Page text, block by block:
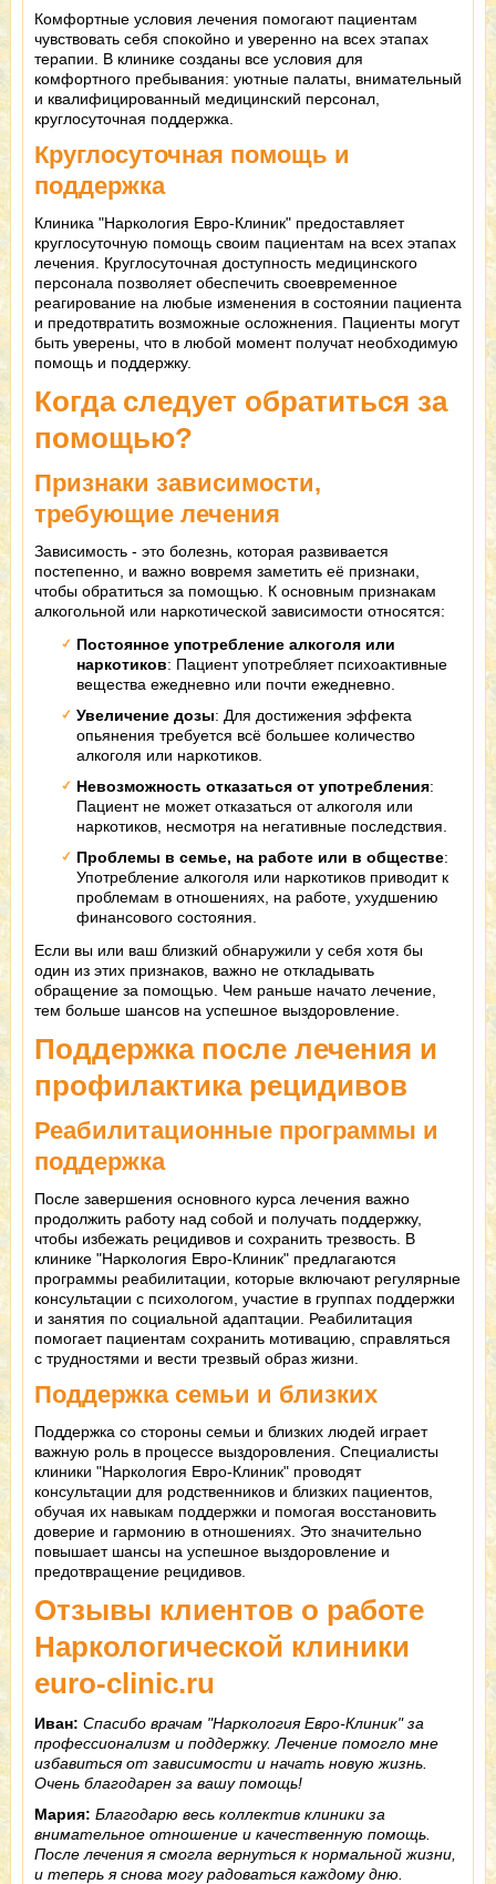
Комфортные условия лечения помогают пациентам
чувствовать себя спокойно и уверенно на всех этапах
терапии. В клинике созданы все условия для
комфортного пребывания: уютные палаты, внимательный
и квалифицированный медицинский персонал,
круглосуточная поддержка.
Круглосуточная помощь и
поддержка
Клиника "Наркология Евро-Клиник" предоставляет
круглосуточную помощь своим пациентам на всех этапах
лечения. Круглосуточная доступность медицинского
персонала позволяет обеспечить своевременное
реагирование на любые изменения в состоянии пациента
и предотвратить возможные осложнения. Пациенты могут
быть уверены, что в любой момент получат необходимую
помощь и поддержку.
Когда следует обратиться за
помощью?
Признаки зависимости,
требующие лечения
Зависимость - это болезнь, которая развивается
постепенно, и важно вовремя заметить её признаки,
чтобы обратиться за помощью. К основным признакам
алкогольной или наркотической зависимости относятся:
Постоянное употребление алкоголя или
наркотиков: Пациент употребляет психоактивные
вещества ежедневно или почти ежедневно.
Увеличение дозы: Для достижения эффекта
опьянения требуется всё большее количество
алкоголя или наркотиков.
Невозможность отказаться от употребления:
Пациент не может отказаться от алкоголя или
наркотиков, несмотря на негативные последствия.
Проблемы в семье, на работе или в обществе:
Употребление алкоголя или наркотиков приводит к
проблемам в отношениях, на работе, ухудшению
финансового состояния.
Если вы или ваш близкий обнаружили у себя хотя бы
один из этих признаков, важно не откладывать
обращение за помощью. Чем раньше начато лечение,
тем больше шансов на успешное выздоровление.
Поддержка после лечения и
профилактика рецидивов
Реабилитационные программы и
поддержка
После завершения основного курса лечения важно
продолжить работу над собой и получать поддержку,
чтобы избежать рецидивов и сохранить трезвость. В
клинике "Наркология Евро-Клиник" предлагаются
программы реабилитации, которые включают регулярные
консультации с психологом, участие в группах поддержки
и занятия по социальной адаптации. Реабилитация
помогает пациентам сохранить мотивацию, справляться
с трудностями и вести трезвый образ жизни.
Поддержка семьи и близких
Поддержка со стороны семьи и близких людей играет
важную роль в процессе выздоровления. Специалисты
клиники "Наркология Евро-Клиник" проводят
консультации для родственников и близких пациентов,
обучая их навыкам поддержки и помогая восстановить
доверие и гармонию в отношениях. Это значительно
повышает шансы на успешное выздоровление и
предотвращение рецидивов.
Отзывы клиентов о работе
Наркологической клиники
euro-clinic.ru
Иван: Спасибо врачам "Наркология Евро-Клиник" за
профессионализм и поддержку. Лечение помогло мне
избавиться от зависимости и начать новую жизнь.
Очень благодарен за вашу помощь!
Мария: Благодарю весь коллектив клиники за
внимательное отношение и качественную помощь.
После лечения я смогла вернуться к нормальной жизни,
и теперь я снова могу радоваться каждому дню.